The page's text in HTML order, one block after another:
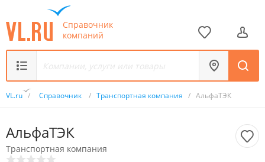
Справочник
компаний
VL.ru / Справочник / Транспортная компания / АльфаТЭК
АльфаТЭК
Транспортная компания